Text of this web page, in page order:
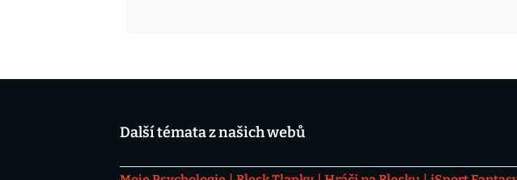
Další témata z našich webů